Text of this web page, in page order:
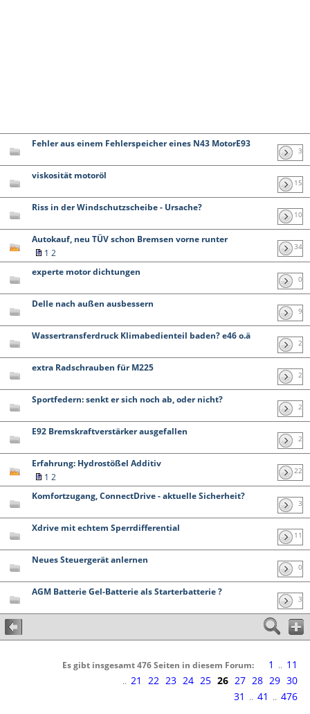
Fehler aus einem Fehlerspeicher eines N43 MotorE93
3
viskosität motoröl
15
Riss in der Windschutzscheibe - Ursache?
10
Autokauf, neu TÜV schon Bremsen vorne runter
1 2
34
experte motor dichtungen
0
Delle nach außen ausbessern
9
Wassertransferdruck Klimabedienteil baden? e46 o.ä
2
extra Radschrauben für M225
2
Sportfedern: senkt er sich noch ab, oder nicht?
2
E92 Bremskraftverstärker ausgefallen
2
Erfahrung: Hydrostößel Additiv
1 2
22
Komfortzugang, ConnectDrive - aktuelle Sicherheit?
3
Xdrive mit echtem Sperrdifferential
11
Neues Steuergerät anlernen
0
AGM Batterie Gel-Batterie als Starterbatterie ?
3
Es gibt insgesamt 476 Seiten in diesem Forum: 1 .. 11
.. 21 22 23 24 25 26 27 28 29 30
31 .. 41 .. 476